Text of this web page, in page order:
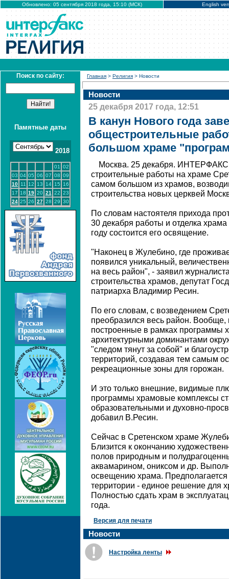
Обновлено: 05 сентября 2018 года, 15:10 (МСК) English
Поиск по сайту:
Памятные даты
2018
01
02
03 04 05 06 07 08 09
10 11 12 13 14 15
16
17 18 19 20 21 22 23
24 25 26 27 28 29 30
Главная > Религия > Новости
Новости
25 декабря 2017 года, 12:51
В канун Нового года
общестроительные
большом храме
Москва. 25 декабря. ИНТЕРФАКС
строительные работы на храме
самом большом из храмов,
строительства новых церквей
По словам настоятеля прихода
30 декабря работы и отделка
году состоится его освящение.
"Наконец в Жулебино, где
появился уникальный,
на весь район", - заявил
строительства храмов, депутат
патриарха Владимир Ресин.
По его словам, с возведением
преобразился весь район.
построенные в рамках программы
архитектурными доминантами
"следом тянут за собой" и
территорий, создавая тем самым
рекреационные зоны для горожан.
И это только внешние, видимые
программы храмовые комплексы
образовательными и духовно-
добавил В.Ресин.
Сейчас в Сретенском храме
Близится к окончанию
полов природным и
аквамарином, ониксом и др.
освещению храма. Предполагается
территории - единое решение для
Полностью сдать храм в
года.
Версия для печати
Новости
Настройка ленты